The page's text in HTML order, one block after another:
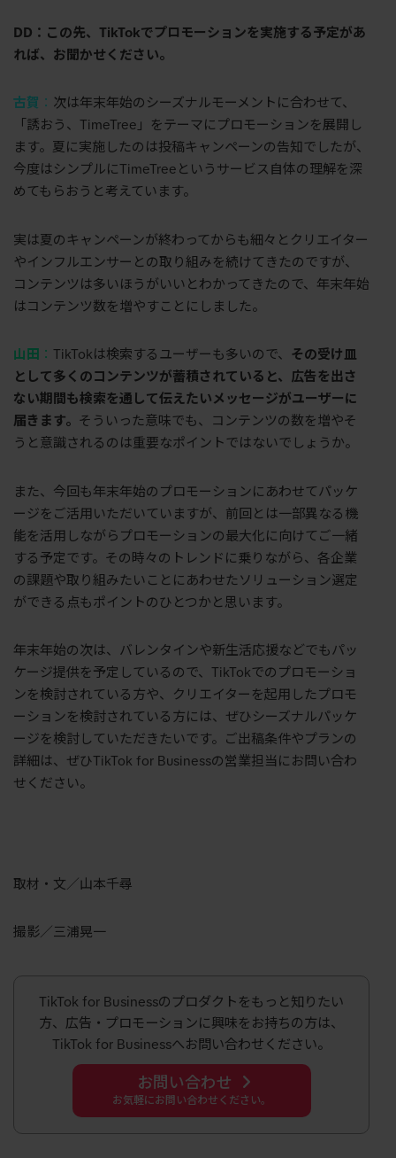
DD：この先、TikTokでプロモーションを実施する予定があ
れば、お聞かせください。
古賀 ： 次は年末年始のシーズナルモーメントに合わせて、
「誘おう、
TimeTree 」をテーマにプロモーションを展開し
ます。夏に実施したのは投稿キャンペーンの告知でしたが、
今度はシンプルに
TimeTree というサービス自体の理解を深
めてもらおうと考えています。
実は夏のキャンペーンが終わってからも細々とクリエイター
やインフルエンサーとの取り組みを続けてきたのですが、
コンテンツは多いほうがいいとわかってきたので、年末年始
はコンテンツ数を増やすことにしました。
山田 ： TikTok は検索するユーザーも多いので、 その受け皿
として多くのコンテンツが蓄積されていると、広告を出さ
ない期間も検索を通して伝えたいメッセージがユーザーに
届きます。 そういった意味でも、コンテンツの数を増やそ
うと意識されるのは重要なポイントではないでしょうか。
また、今回も年末年始のプロモーションにあわせてパッケ
ージをご活用いただいていますが、前回とは一部異なる機
能を活用しながらプロモーションの最大化に向けてご一緒
する予定です。その時々のトレンドに乗りながら、各企業
の課題や取り組みたいことにあわせたソリューション選定
ができる点もポイントのひとつかと思います。
年末年始の次は、バレンタインや新生活応援などでもパッ
ケージ提供を予定しているので、
TikTok でのプロモーショ
ンを検討されている方や、クリエイターを起用したプロモ
ーションを検討されている方には、ぜひシーズナルパッケ
ージを検討していただきたいです。ご出稿条件やプランの
詳細は、ぜひ TikTok for Businessの営業担当にお問い合わ
せください。
取材・文／山本千尋
撮影／三浦晃一
TikTok for Businessのプロダクトをもっと知りたい
方、広告・プロモーションに興味をお持ちの方は、
TikTok for Businessへお問い合わせください。
お問い合わせ
お気軽にお問い合わせください。